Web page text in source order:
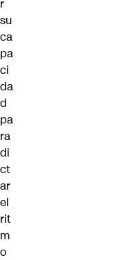
r
su
ca
pa
ci
da
d
pa
ra
di
ct
ar
el
rit
m
o